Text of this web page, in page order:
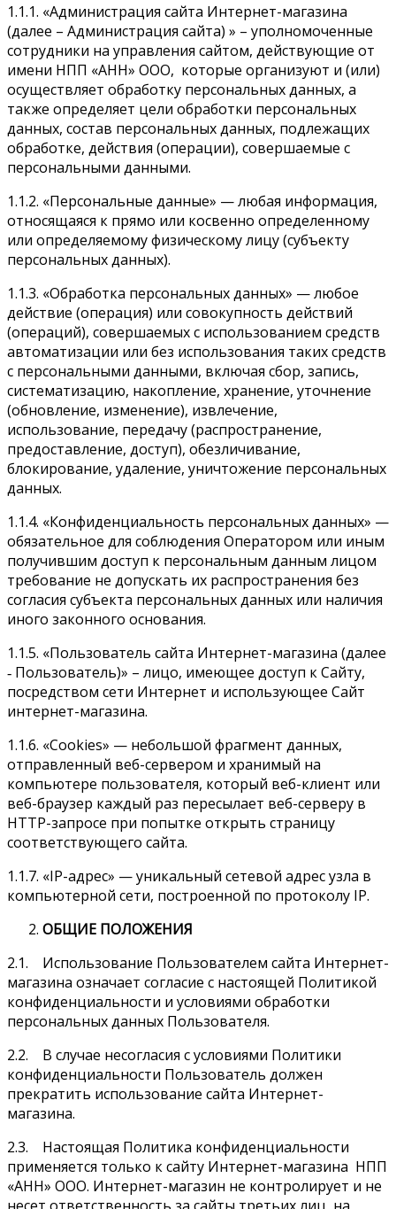
1.1.1. «Администрация сайта Интернет-магазина
(далее – Администрация сайта) » – уполномоченные
сотрудники на управления сайтом, действующие от
имени НПП «АНН» ООО, которые организуют и (или)
осуществляет обработку персональных данных, а
также определяет цели обработки персональных
данных, состав персональных данных, подлежащих
обработке, действия (операции), совершаемые с
персональными данными.
1.1.2. «Персональные данные» — любая информация,
относящаяся к прямо или косвенно определенному
или определяемому физическому лицу (субъекту
персональных данных).
1.1.3. «Обработка персональных данных» — любое
действие (операция) или совокупность действий
(операций), совершаемых с использованием средств
автоматизации или без использования таких средств
с персональными данными, включая сбор, запись,
систематизацию, накопление, хранение, уточнение
(обновление, изменение), извлечение,
использование, передачу (распространение,
предоставление, доступ), обезличивание,
блокирование, удаление, уничтожение персональных
данных.
1.1.4. «Конфиденциальность персональных данных» —
обязательное для соблюдения Оператором или иным
получившим доступ к персональным данным лицом
требование не допускать их распространения без
согласия субъекта персональных данных или наличия
иного законного основания.
1.1.5. «Пользователь сайта Интернет-магазина (далее
‑ Пользователь)» – лицо, имеющее доступ к Сайту,
посредством сети Интернет и использующее Сайт
интернет-магазина.
1.1.6. «Cookies» — небольшой фрагмент данных,
отправленный веб-сервером и хранимый на
компьютере пользователя, который веб-клиент или
веб-браузер каждый раз пересылает веб-серверу в
HTTP-запросе при попытке открыть страницу
соответствующего сайта.
1.1.7. «IP-адрес» — уникальный сетевой адрес узла в
компьютерной сети, построенной по протоколу IP.
ОБЩИЕ ПОЛОЖЕНИЯ
2.1. Использование Пользователем сайта Интернет-
магазина означает согласие с настоящей Политикой
конфиденциальности и условиями обработки
персональных данных Пользователя.
2.2. В случае несогласия с условиями Политики
конфиденциальности Пользователь должен
прекратить использование сайта Интернет-
магазина.
2.3. Настоящая Политика конфиденциальности
применяется только к сайту Интернет-магазина НПП
«АНН» ООО. Интернет-магазин не контролирует и не
несет ответственность за сайты третьих лиц, на